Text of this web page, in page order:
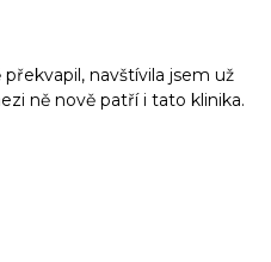
navštívila jsem už
ně nově patří i tato klinika.